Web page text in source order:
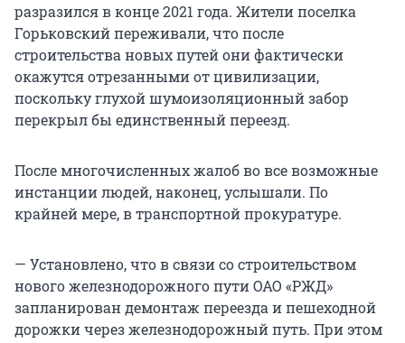
разразился в конце 2021 года. Жители поселка
Горьковский переживали, что после
строительства новых путей они фактически
окажутся отрезанными от цивилизации,
поскольку глухой шумоизоляционный забор
перекрыл бы единственный переезд.
После многочисленных жалоб во все возможные
инстанции людей, наконец, услышали. По
крайней мере, в транспортной прокуратуре.
— Установлено, что в связи со строительством
нового железнодорожного пути ОАО «РЖД»
запланирован демонтаж переезда и пешеходной
дорожки через железнодорожный путь. При этом